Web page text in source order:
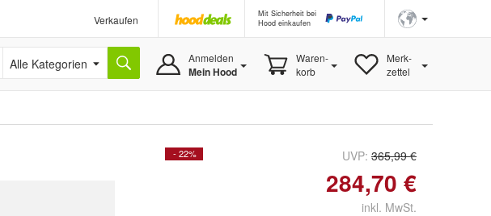
Verkaufen
Mit Sicherheit bei
Hood einkaufen
Alle Kategorien Anmelden
Mein Hood
Waren-
korb
Merk-
zettel
- 22% UVP: 365,99 €
284,70 €
inkl. MwSt.